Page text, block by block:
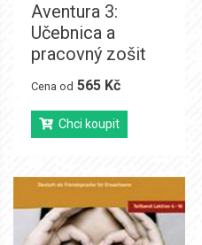
Aventura 3:
Učebnica a
pracovný zošit
Cena od 565 Kč
Chci koupit